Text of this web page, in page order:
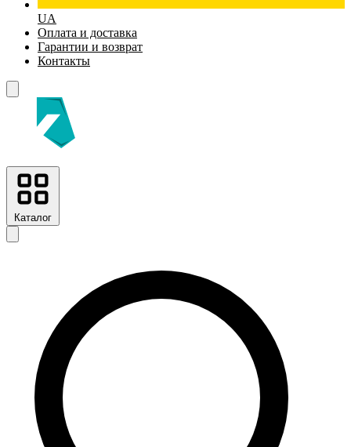
UA
Оплата и доставка
Гарантии и возврат
Контакты
Каталог